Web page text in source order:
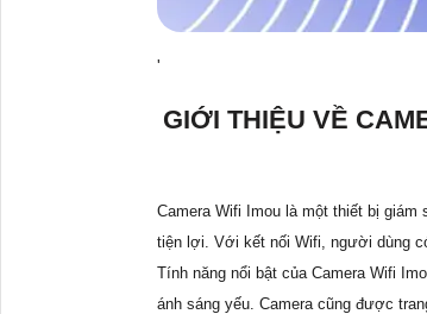
'
GIỚI THIỆU VỀ
Camera Wifi Imou là một thiết bị
tiện lợi. Với kết nối Wifi, người dùng
Tính năng nổi bật của Camera Wifi
ánh sáng yếu. Camera cũng được